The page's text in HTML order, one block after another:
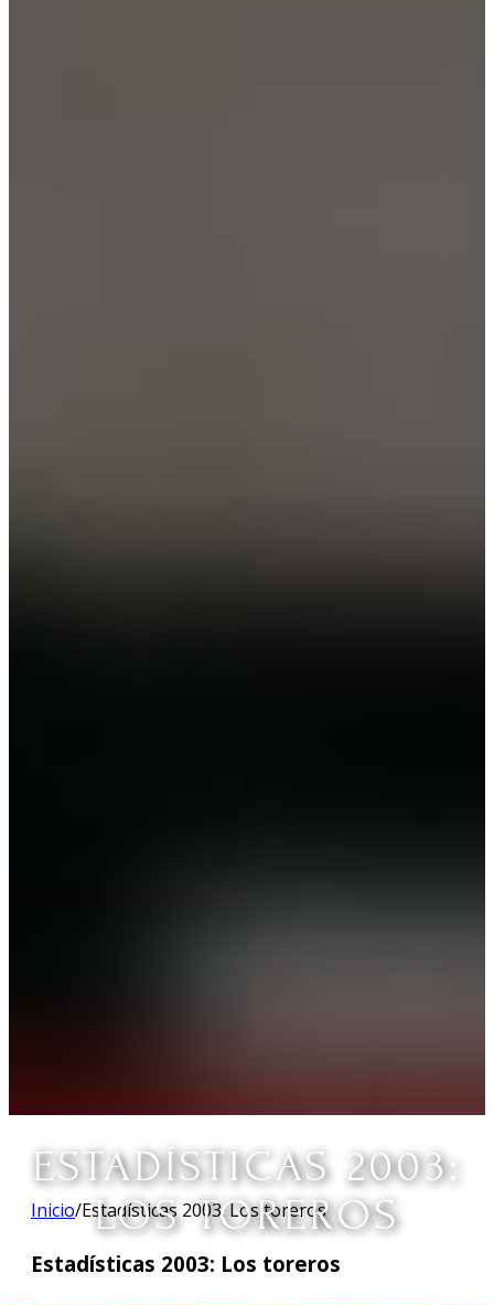
ESTADÍSTICAS 2003:
LOS TOREROS
Inicio/Estadísticas 2003: Los toreros
Estadísticas 2003: Los toreros